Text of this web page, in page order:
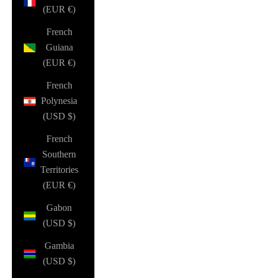
(EUR €)
French
Guiana
(EUR €)
French
Polynesia
(USD $)
French
Southern
Territories
(EUR €)
Gabon
(USD $)
Gambia
(USD $)